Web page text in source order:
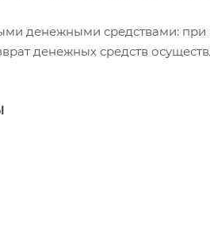
денежными средствами:
денежных средств